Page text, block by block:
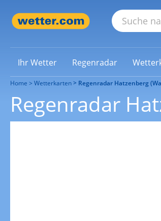
Ihr Wetter Regenradar
Home Wetterkarten Regenradar Hatzenberg
Regenradar